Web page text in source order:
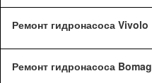
Ремонт гидронасоса Vivolo
Ремонт гидронасоса Bomag